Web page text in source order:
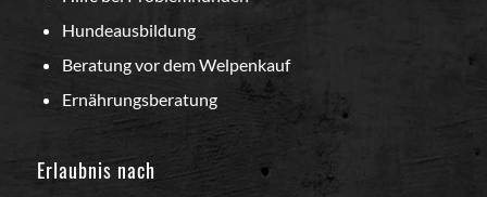
Hundeausbildung
Beratung vor dem Welpenkauf
Ernährungsberatung
Erlaubnis nach